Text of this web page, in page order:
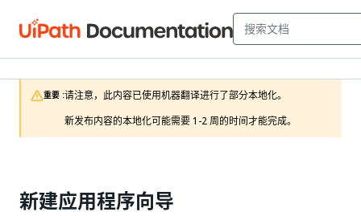
重要 :请注意，此内容已使用机器翻译进行了部分本地化。
新发布内容的本地化可能需要 1-2 周的时间才能完成。
新建应用程序向导